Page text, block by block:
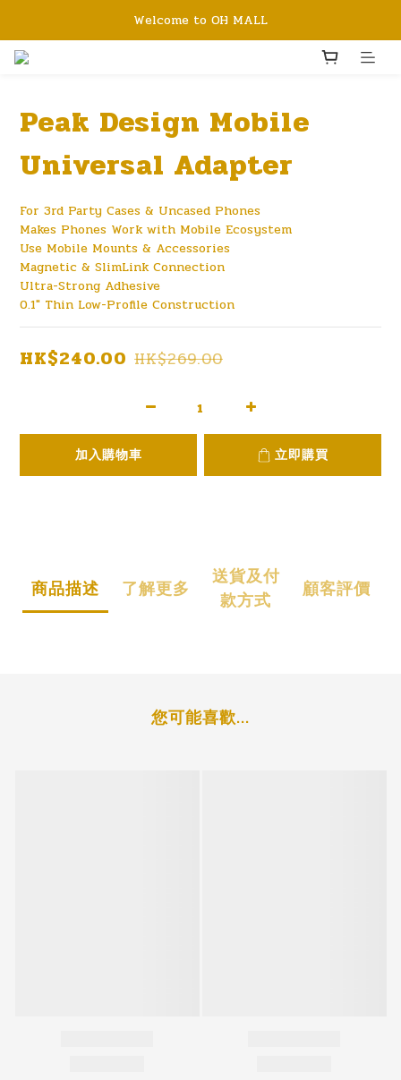
Welcome to OH MALL
Peak Design Mobile
Universal Adapter
For 3rd Party Cases & Uncased Phones
Makes Phones Work with Mobile Ecosystem
Use Mobile Mounts & Accessories
Magnetic & SlimLink Connection
Ultra-Strong Adhesive
0.1" Thin Low-Profile Construction
HK$240.00 HK$269.00
加入購物車 立即購買
商品描述 了解更多
送貨及付
款方式
顧客評價
您可能喜歡...